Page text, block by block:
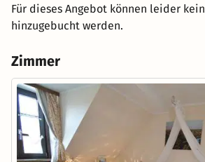
Für dieses Angebot können leider
hinzugebucht werden.
Zimmer